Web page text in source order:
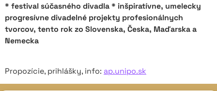
* festival súčasného divadla * inšpiratívne, umelecky
progresívne divadelné projekty profesionálnych
tvorcov, tento rok zo Slovenska, Česka, Maďarska a
Nemecka
Propozície, prihlášky, info: ap.unipo.sk